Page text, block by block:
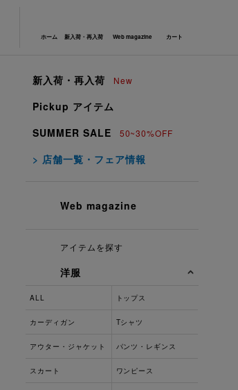
ホーム 新入荷・再入荷 Web magazine カート
新入荷・再入荷 New
Pickup アイテム
SUMMER SALE
50~30%OFF
> 店舗一覧・フェア情報
Web magazine
アイテムを探す
洋服
ALL トップス
カーディガン Tシャツ
アウター・ジャケット パンツ・レギンス
スカート ワンピース